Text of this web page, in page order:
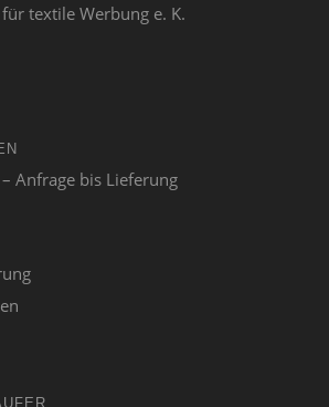
textile Werbung e. K.
Anfrage bis Lieferung